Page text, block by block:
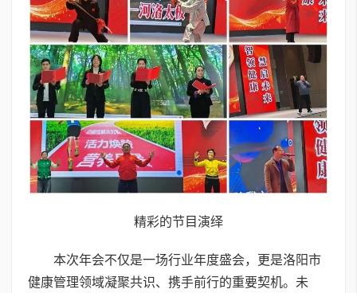
精彩的节目演绎
本次年会不仅是一场行业年度盛会，更是洛阳市
健康管理领域凝聚共识、携手前行的重要契机。未